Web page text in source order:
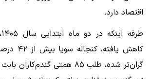
اقتصاد دارد.